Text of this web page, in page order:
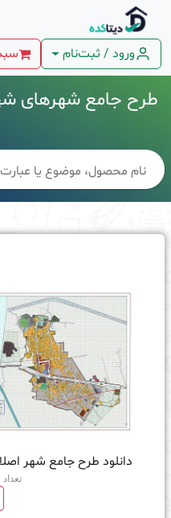
ورود / ثبت‌نام
طرح جامع شهرهای
دانلود طرح جامع شهر اصلاندوز سال 87